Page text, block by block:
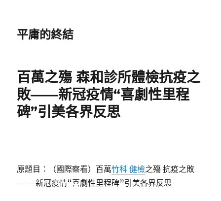
平庸的終結
百萬之殤 森和診所體檢抗疫之
敗——新冠疫情“喜劇性里程
碑”引美各界反思
原題目：（國際察看）百萬竹科 健檢之殤 抗疫之敗
——新冠疫情“喜劇性里程碑”引美各界反思